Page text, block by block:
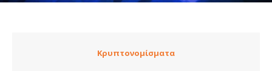
Κρυπτονομίσματα